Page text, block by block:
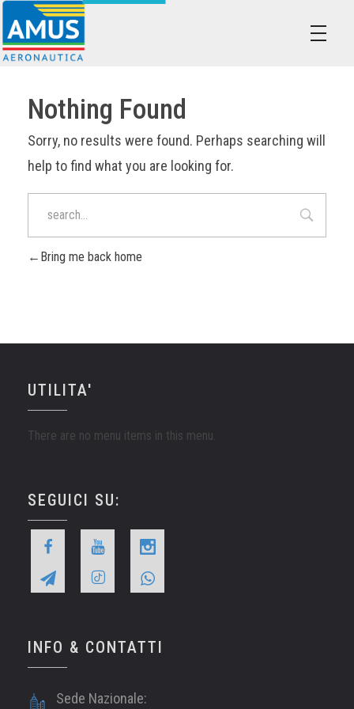
Nothing Found
Sorry, no results were found. Perhaps searching will
help to find what you are looking for.
Bring me back home
UTILITA'
There are no menu items in this menu.
SEGUICI SU:
INFO & CONTATTI
Sede Nazionale: